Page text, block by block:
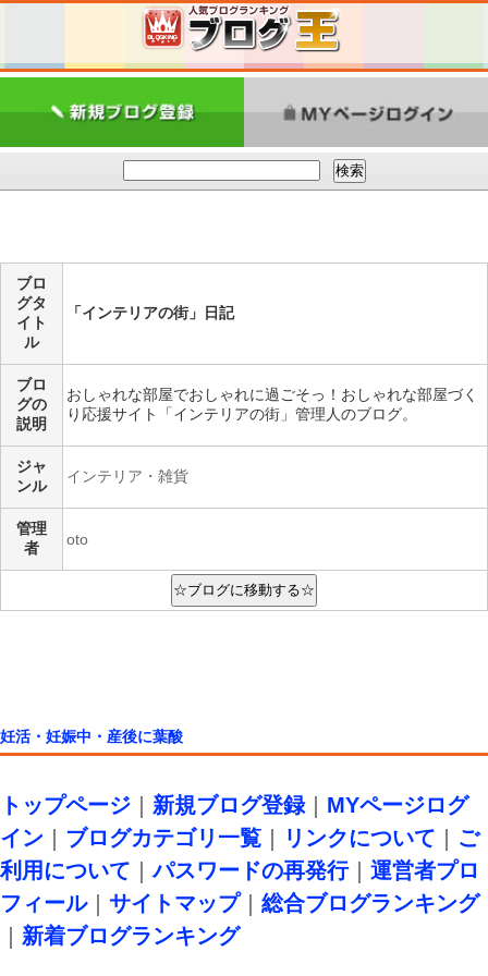
ブロ
グタ
イト
ル
「インテリアの街」日記
ブロ
グの
説明
おしゃれな部屋でおしゃれに過ごそっ！おしゃれな部屋づく
り応援サイト「インテリアの街」管理人のブログ。
ジャ
ンル
インテリア・雑貨
管理
者
oto
妊活・妊娠中・産後に葉酸
トップページ 新規ブログ登録｜ MYページログ
イン
ブログカテゴリ一覧 リンクについて
ご
利用について ｜パスワードの再発行｜ 運営者プロ
フィール｜ サイトマップ｜ 総合ブログランキング
新着ブログランキング